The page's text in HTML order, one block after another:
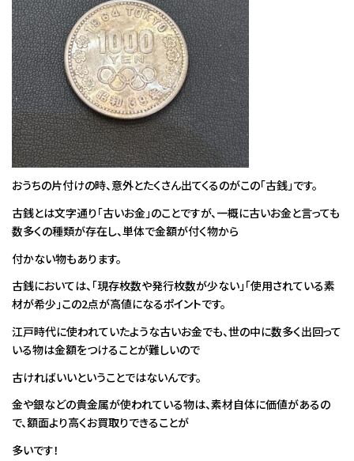
おうちの片付けの時、意外とたくさん出てくるのがこの「古銭」です。
古銭とは文字通り「古いお金」のことですが、一概に古いお金と言っても
数多くの種類が存在し、単体で金額が付く物から
付かない物もあります。
古銭においては、「現存枚数や発行枚数が少ない」「使用されている素
材が希少」この2点が高値になるポイントです。
江戸時代に使われていたような古いお金でも、世の中に数多く出回って
いる物は金額をつけることが難しいので
古ければいいということではないんです。
金や銀などの貴金属が使われている物は、素材自体に価値があるの
で、額面より高くお買取りできることが
多いです！